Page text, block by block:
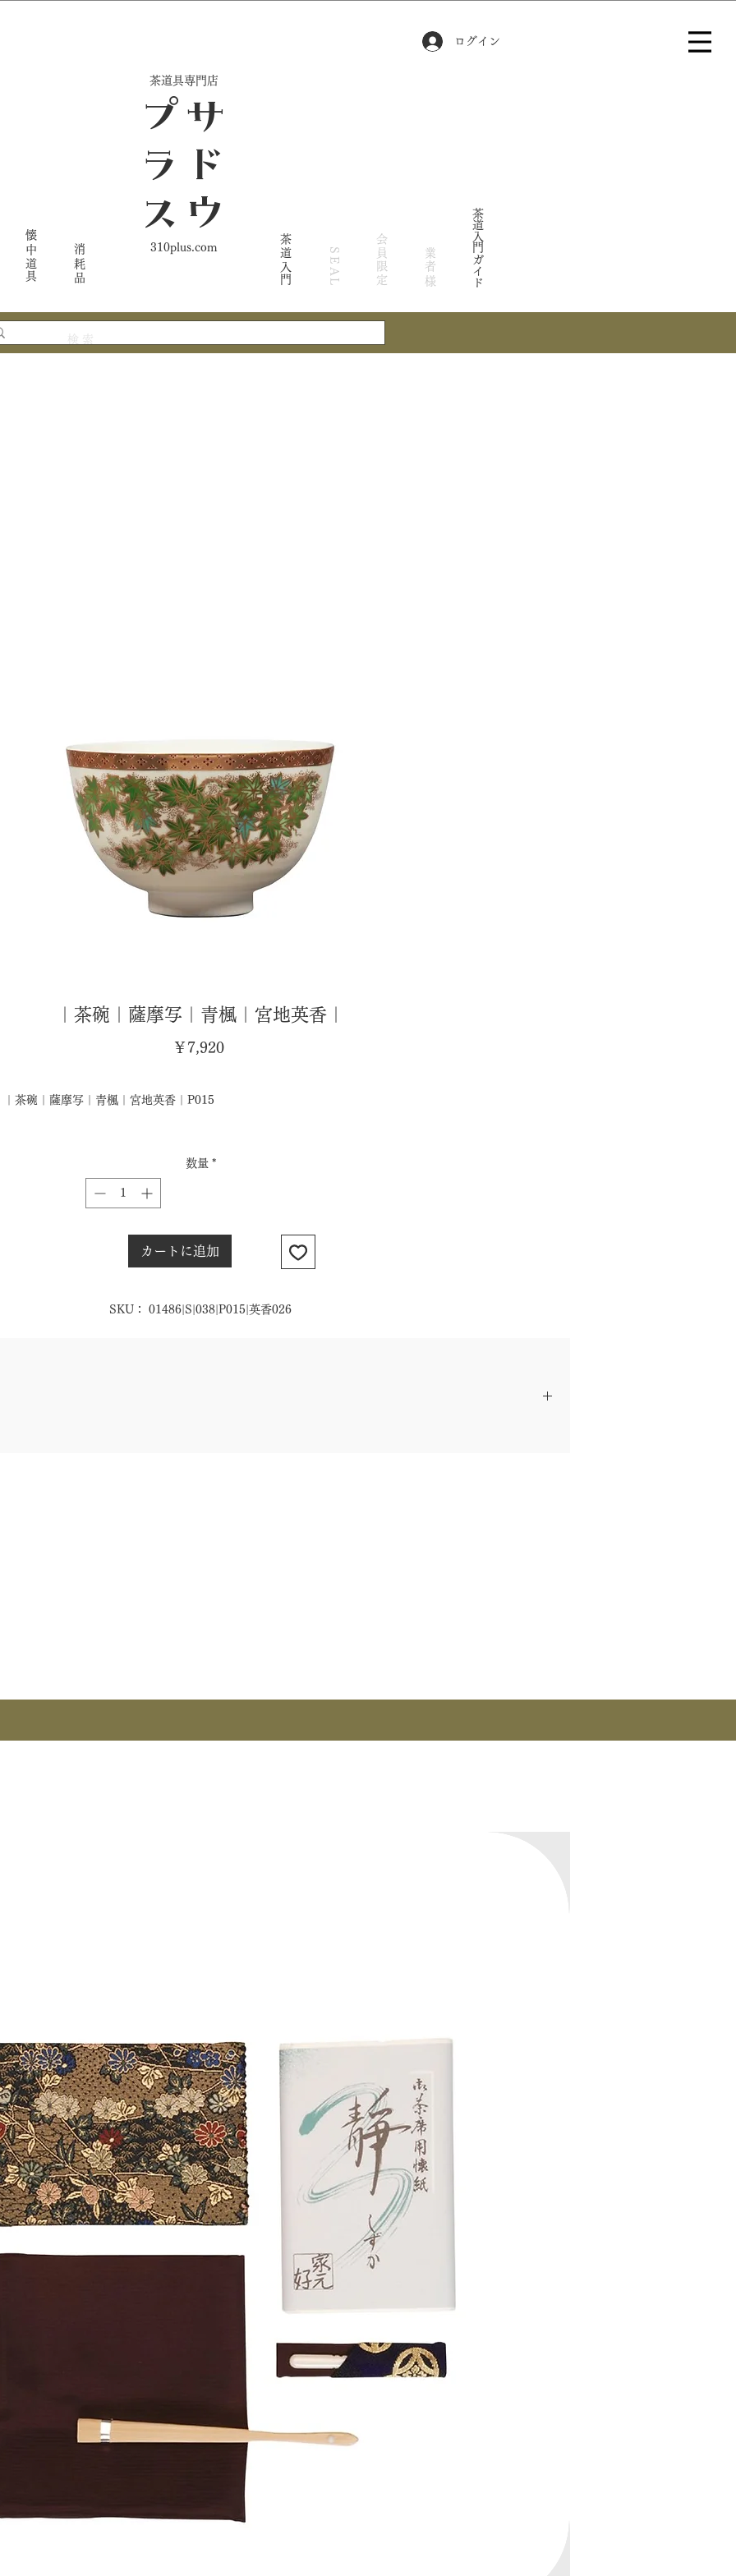
ログイン
​茶道具専門店
懐中道具 消耗品
サ
ド
ウ
プ
ラ
ス
310plus.com 茶道入門 SEAL 会員限定 業者様 茶道入門ガイド
｜茶碗｜薩摩写｜青楓｜宮地英香｜
￥7,920価
｜茶碗｜薩摩写｜青楓｜宮地英香｜P015
数量 *
カートに追加
SKU： 01486|S|038|P015|英香026